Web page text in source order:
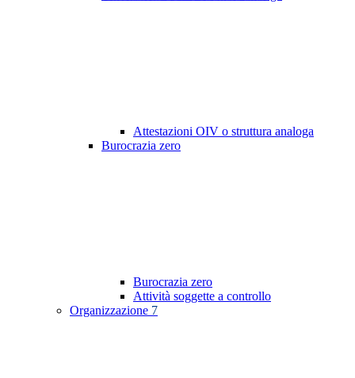
Attestazioni OIV o struttura analoga
Burocrazia zero
Burocrazia zero
Attività soggette a controllo
Organizzazione 7